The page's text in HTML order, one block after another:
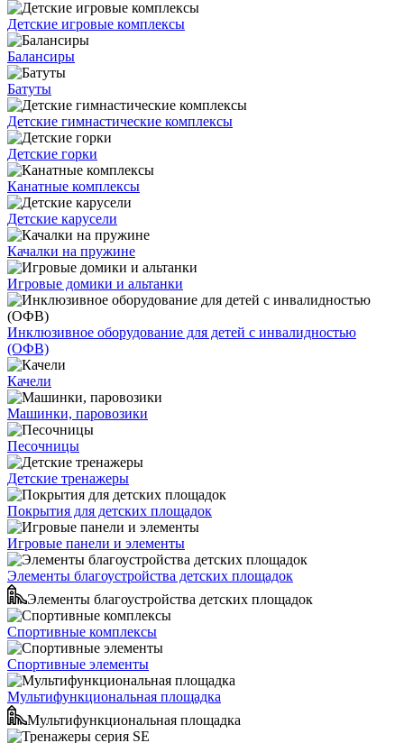
Детские игровые комплексы
Балансиры
Батуты
Детские гимнастические комплексы
Детские горки
Канатные комплексы
Детские карусели
Качалки на пружине
Игровые домики и альтанки
Инклюзивное оборудование для детей с инвалидностью
(ОФВ)
Качели
Машинки, паровозики
Песочницы
Детские тренажеры
Покрытия для детских площадок
Игровые панели и элементы
Элементы благоустройства детских площадок
Элементы благоустройства детских площадок
Спортивные комплексы
Спортивные элементы
Мультифункциональная площадка
Мультифункциональная площадка